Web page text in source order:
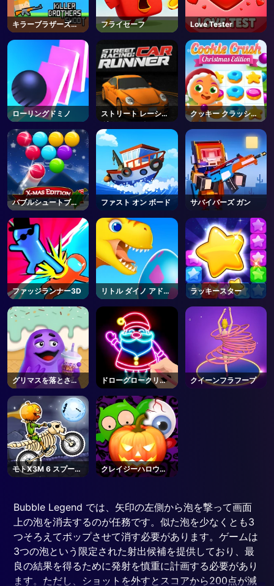
キラーブラザーズシ
ュート
フライセーフ Love Tester
ローリングドミノ
ストリート レーシン
グ カー ランナー
クッキー クラッシュ
クリスマス
バブルシュートブリ
ッツ
ファスト オン ボード サバイバーズ ガン
ファッジランナー3D
リトル ダイノ アドベ
ンチャー
ラッキースター
グリマスを落とさな
いで
ドローグロークリス
マスカラー
クイーンフラフープ
モトX3M 6 スプーキ
ーランド
クレイジーハロウィ
ン
Bubble Legend では、矢印の左側から泡を撃って画面
上の泡を消去するのが任務です。似た泡を少なくとも3
つそろえてポップさせて消す必要があります。ゲームは
3つの泡という限定された射出候補を提供しており、最
良の結果を得るために発射を慎重に計画する必要があり
ます。ただし、ショットを外すとスコアから200点が減